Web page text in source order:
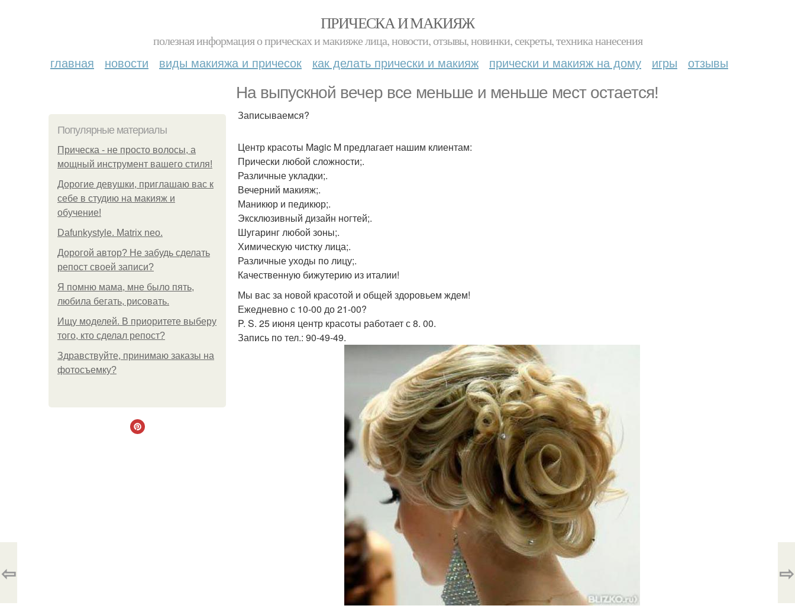
ПРИЧЕСКА И МАКИЯЖ
полезная информация о прическах и макияже лица, новости, отзывы, новинки, секреты, техника нанесения
главная новости виды макияжа и причесок как делать прически и макияж прически и макияж на дому игры отзывы
На выпускной вечер все меньше и меньше мест остается!
Популярные материалы
Прическа - не просто волосы, а
мощный инструмент вашего стиля!
Дорогие девушки, приглашаю вас к
себе в студию на макияж и
обучение!
Dafunkystyle. Matrix neo.
Дорогой автор? Не забудь сделать
репост своей записи?
Я помню мама, мне было пять,
любила бегать, рисовать.
Ищу моделей. В приоритете выберу
того, кто сделал репост?
Здравствуйте, принимаю заказы на
фотосъемку?
Записываемся?
Центр красоты Magic M предлагает нашим клиентам:
Прически любой сложности;.
Различные укладки;.
Вечерний макияж;.
Маникюр и педикюр;.
Эксклюзивный дизайн ногтей;.
Шугаринг любой зоны;.
Химическую чистку лица;.
Различные уходы по лицу;.
Качественную бижутерию из италии!
Мы вас за новой красотой и общей здоровьем ждем!
Ежедневно с 10-00 до 21-00?
P. S. 25 июня центр красоты работает с 8. 00.
Запись по тел.: 90-49-49.
⇦ ⇨